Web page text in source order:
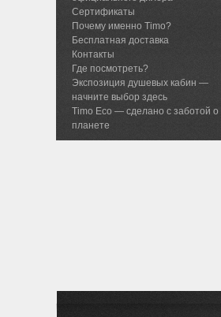
Сертификаты
Почему именно Timo?
Бесплатная доставка
Контакты
Где посмотреть?
Экспозиция душевых кабин —
начните выбор здесь
Timo Eco — сделано с заботой о
планете